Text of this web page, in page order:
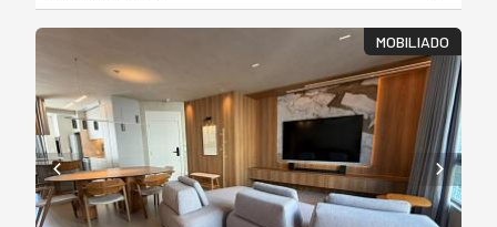
MOBILIADO